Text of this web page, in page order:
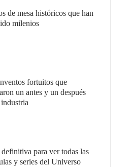
de mesa históricos que han
milenios
fortuitos que
un antes y un después
para ver todas las
y series del Universo